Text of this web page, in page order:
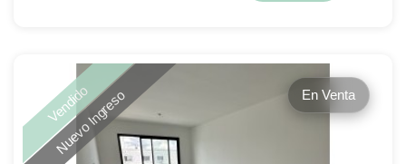
Vendido
Nuevo Ingreso En Venta